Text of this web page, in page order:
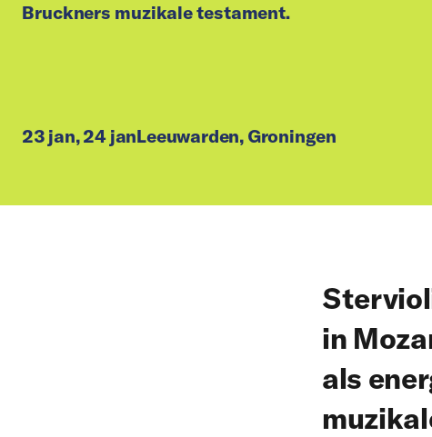
Bruckners muzikale testament.
23 jan, 24 janLeeuwarden, Groningen
in
als